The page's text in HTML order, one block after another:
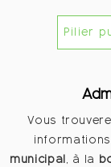
Pilier
Vous
municipal , à la